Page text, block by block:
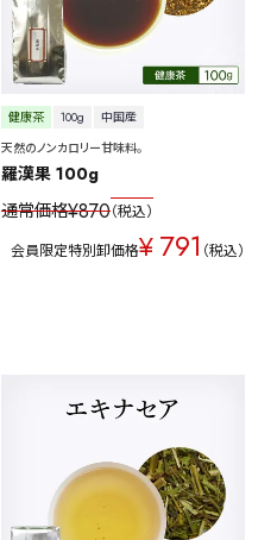
健康茶 100g
中国産
天然のノンカロリー甘味料。
羅漢果 100g
通常価格¥870 税込
会員限定特別卸価格¥791 税込